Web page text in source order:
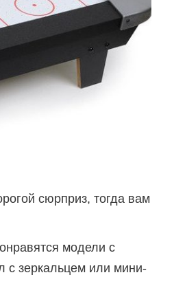
сюрприз, тогда вам
модели с
с зеркальцем или мини-